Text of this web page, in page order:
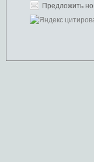
Предложить